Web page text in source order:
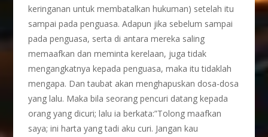
keringanan untuk membatalkan hukuman) setelah itu
sampai pada penguasa. Adapun jika sebelum sampai
pada penguasa, serta di antara mereka saling
memaafkan dan meminta kerelaan, juga tidak
mengangkatnya kepada penguasa, maka itu tidaklah
mengapa. Dan taubat akan menghapuskan dosa-dosa
yang lalu. Maka bila seorang pencuri datang kepada
orang yang dicuri; lalu ia berkata:”Tolong maafkan
saya; ini harta yang tadi aku curi. Jangan kau